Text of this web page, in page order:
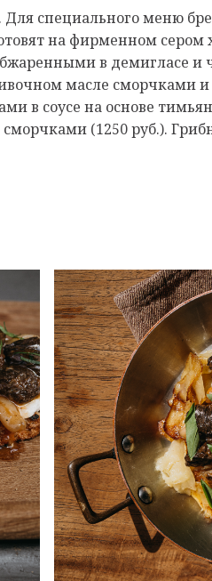
Для специального меню
на фирменном
в демигласе и
масле
в соусе на основе
(1250 руб.).